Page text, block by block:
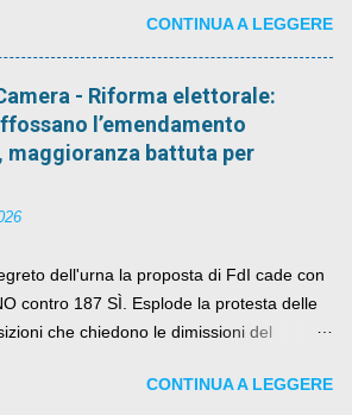
CONTINUA A LEGGERE
- Riforma elettorale:
l’emendamento
maggioranza battuta per
dell'urna la proposta di FdI cade con
contro 187 SÌ. Esplode la protesta delle
che chiedono le dimissioni del
CONTINUA A LEGGERE